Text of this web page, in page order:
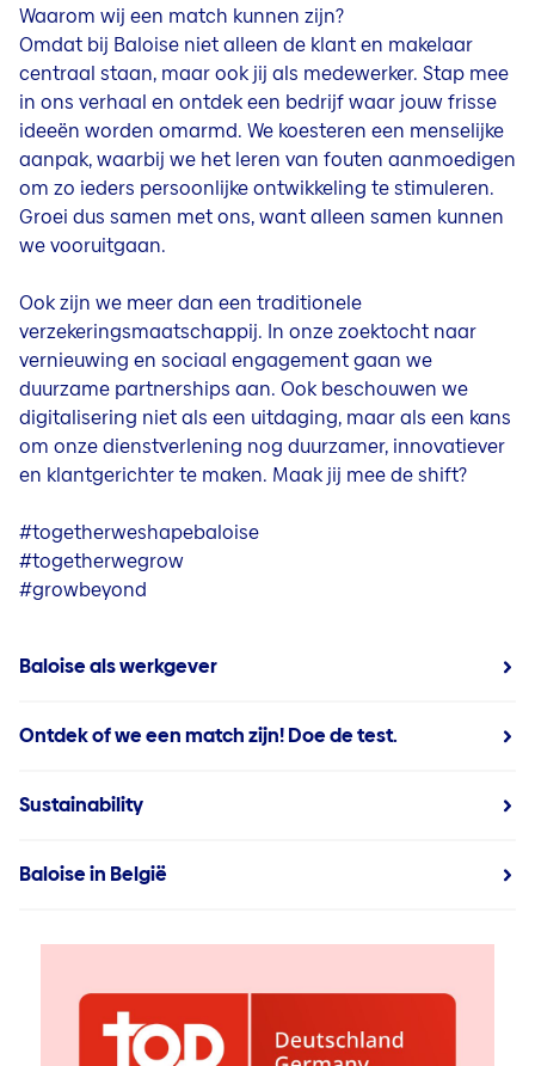
Waarom wij een match kunnen zijn?
Omdat bij Baloise niet alleen de klant en makelaar
centraal staan, maar ook jij als medewerker. Stap mee
in ons verhaal en ontdek een bedrijf waar jouw frisse
ideeën worden omarmd. We koesteren een menselijke
aanpak, waarbij we het leren van fouten aanmoedigen
om zo ieders persoonlijke ontwikkeling te stimuleren.
Groei dus samen met ons, want alleen samen kunnen
we vooruitgaan.
Ook zijn we meer dan een traditionele
verzekeringsmaatschappij. In onze zoektocht naar
vernieuwing en sociaal engagement gaan we
duurzame partnerships aan. Ook beschouwen we
digitalisering niet als een uitdaging, maar als een kans
om onze dienstverlening nog duurzamer, innovatiever
en klantgerichter te maken. Maak jij mee de shift?
#togetherweshapebaloise
#togetherwegrow
#growbeyond
Baloise als werkgever
Ontdek of we een match zijn! Doe de test.
Sustainability
Baloise in België